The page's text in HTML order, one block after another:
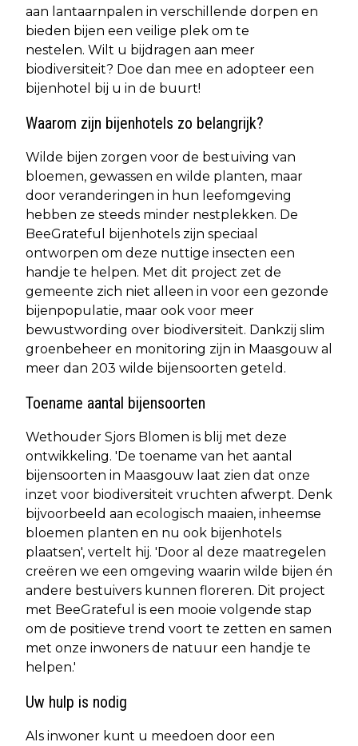
aan lantaarnpalen in verschillende dorpen en
bieden bijen een veilige plek om te
nestelen. Wilt u bijdragen aan meer
biodiversiteit? Doe dan mee en adopteer een
bijenhotel bij u in de buurt!
Waarom zijn bijenhotels zo belangrijk?
Wilde bijen zorgen voor de bestuiving van
bloemen, gewassen en wilde planten, maar
door veranderingen in hun leefomgeving
hebben ze steeds minder nestplekken. De
BeeGrateful bijenhotels zijn speciaal
ontworpen om deze nuttige insecten een
handje te helpen. Met dit project zet de
gemeente zich niet alleen in voor een gezonde
bijenpopulatie, maar ook voor meer
bewustwording over biodiversiteit. Dankzij slim
groenbeheer en monitoring zijn in Maasgouw al
meer dan 203 wilde bijensoorten geteld.
Toename aantal bijensoorten
Wethouder Sjors Blomen is blij met deze
ontwikkeling. 'De toename van het aantal
bijensoorten in Maasgouw laat zien dat onze
inzet voor biodiversiteit vruchten afwerpt. Denk
bijvoorbeeld aan ecologisch maaien, inheemse
bloemen planten en nu ook bijenhotels
plaatsen', vertelt hij. 'Door al deze maatregelen
creëren we een omgeving waarin wilde bijen én
andere bestuivers kunnen floreren. Dit project
met BeeGrateful is een mooie volgende stap
om de positieve trend voort te zetten en samen
met onze inwoners de natuur een handje te
helpen.'
Uw hulp is nodig
Als inwoner kunt u meedoen door een